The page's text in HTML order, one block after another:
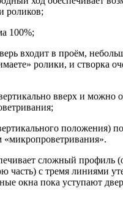
роликов;
100%;
входит в проём,
ролики, и створка
вверх и можно
положения)
«микропроветривания».
сложный профиль
с тремя линиями
окна пока уступают